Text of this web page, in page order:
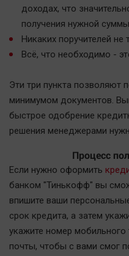
Происшествия
Здоровье
Мнения
Спорт
Технологии
Отраслевые темы
Hедвижимость
Образование
XX век: криминальные уроки
Банки
доходах, что
получения нужной
Никаких поручителей не
Всё, что необходимо -
Эти три пункта позволяют
минимумом документов.
быстрое одобрение
решения менеджерами
Процесс
Если нужно оформить
банком "Тинькофф" вы
впишите ваши
срок кредита, а затем
укажите номер
почты, чтобы с вами смог